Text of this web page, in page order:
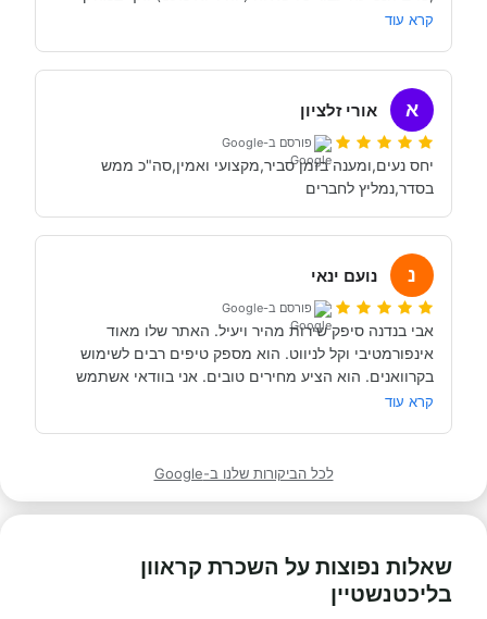
עם קראון  בלב קל    .זו פעם שלישית שלי
קרא עוד
א אורי זלציון
פורסם ב-Google
בסדר,נמליץ לחברים
נ נועם ינאי
פורסם ב-Google
בשירותיו שוב אם אי פעם אעשה טיול קרוואנים נוסף.
קרא עוד
לכל הביקורות שלנו ב-Google
שאלות נפוצות על השכרת קראוון
בליכטנשטיין